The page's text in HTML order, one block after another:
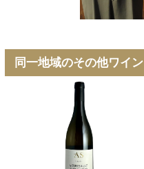
同一地域のその他ワイン